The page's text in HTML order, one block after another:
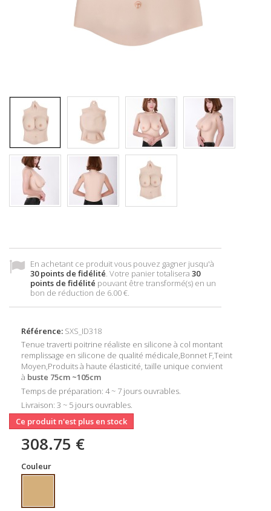
En achetant ce produit vous pouvez gagner jusqu'à
30points de fidélité . Votre panier totalisera 30
points de fidélité pouvant être transformé(s) en un
bon de réduction de 6.00 €
Référence: SXS_ID318
Tenue traverti poitrine réaliste en silicone à col montant
remplissage en silicone de qualité médicale,Bonnet F,Teint
Moyen,Produits à haute élasticité, taille unique convient
à buste 75cm ~105cm
Temps de préparation: 4 ~ 7 jours ouvrables.
Livraison: 3 ~ 5 jours ouvrables.
Ce produit n'est plus en stock
308.75 €
Couleur